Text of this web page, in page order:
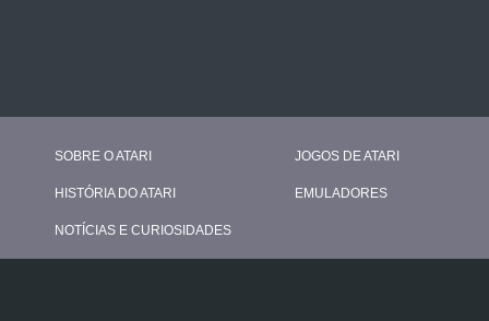
SOBRE O ATARI
HISTÓRIA DO ATARI
NOTÍCIAS E CURIOSIDADES
JOGOS DE ATARI
EMULADORES